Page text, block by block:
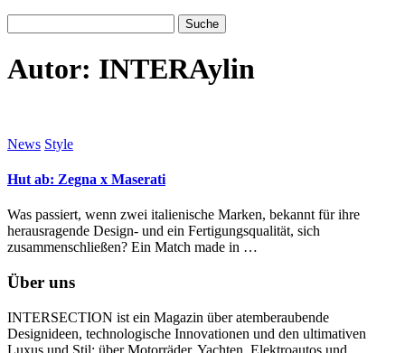
Autor: INTERAylin
News Style
Hut ab: Zegna x Maserati
Was passiert, wenn zwei italienische Marken, bekannt für ihre
herausragende Design- und ein Fertigungsqualität, sich
zusammenschließen? Ein Match made in …
Über uns
INTERSECTION ist ein Magazin über atemberaubende
Designideen, technologische Innovationen und den ultimativen
Luxus und Stil; über Motorräder, Yachten, Elektroautos und